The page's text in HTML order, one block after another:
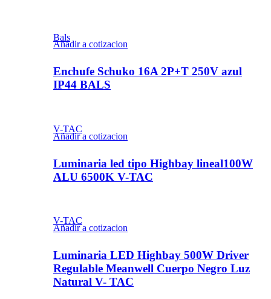
Bals
Añadir a cotizacion
Enchufe Schuko 16A 2P+T 250V azul
IP44 BALS
V-TAC
Añadir a cotizacion
Luminaria led tipo Highbay lineal100W
ALU 6500K V-TAC
V-TAC
Añadir a cotizacion
Luminaria LED Highbay 500W Driver
Regulable Meanwell Cuerpo Negro Luz
Natural V- TAC